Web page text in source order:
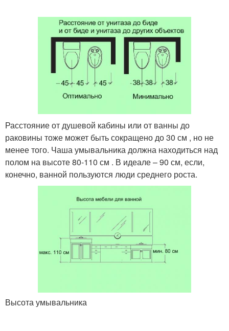
Расстояние от душевой кабины или от ванны до
раковины тоже может быть сокращено до 30 см , но не
менее того. Чаша умывальника должна находиться над
полом на высоте 80-110 см . В идеале – 90 см, если,
конечно, ванной пользуются люди среднего роста.
Высота умывальника